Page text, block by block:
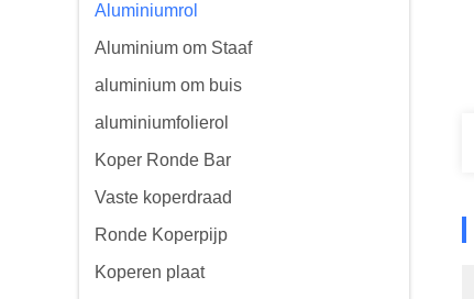
Aluminiumrol
Aluminium om Staaf
aluminium om buis
aluminiumfolierol
Koper Ronde Bar
Vaste koperdraad
Ronde Koperpijp
Koperen plaat